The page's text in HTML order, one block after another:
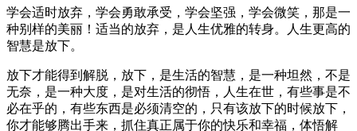
学会适时放弃，学会勇敢承受，学会坚强，学会微笑，那是一
种别样的美丽！适当的放弃，是人生优雅的转身。人生更高的
智慧是放下。
放下才能得到解脱，放下，是生活的智慧，是一种坦然，不是
无奈，是一种大度，是对生活的彻悟，人生在世，有些事是不
必在乎的，有些东西是必须清空的，只有该放下的时候放下，
你才能够腾出手来，抓住真正属于你的快乐和幸福，体悟解